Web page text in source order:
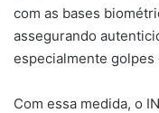
com as bases
assegurando
especialmente
Com essa medida, o